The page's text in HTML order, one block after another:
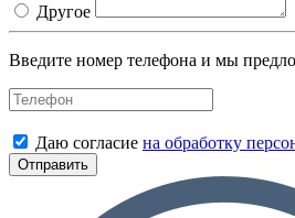
Другое
Введите номер телефона и мы
Даю согласие на обработку
Отправить